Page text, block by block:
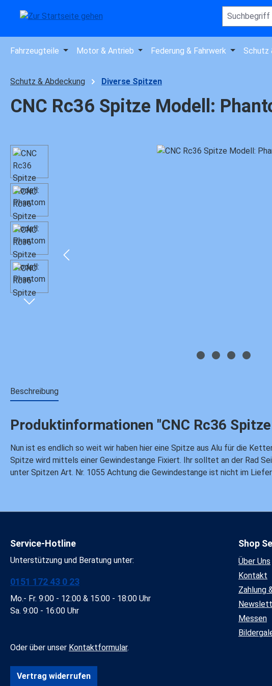
Hauptinhalt springen
Zur Suche springen
Zur Hauptnavigation springen
Fahrzeugteile Motor & Antrieb Federung & Fahrwerk Schutz
Schutz & Abdeckung Diverse Spitzen
CNC Rc36 Spitze Modell:
Bildergalerie überspringen
Beschreibung
Produktinformationen "CNC Rc36
Nun ist es endlich so weit wir haben hier eine Spitze aus Alu für die
Spitze wird mittels einer Gewindestange Fixiert. Ihr solltet an der Rad
unter Spitzen Art. Nr. 1055 Achtung die Gewindestange ist nicht im
Service-Hotline
Unterstützung und Beratung unter:
0151 172 43 0 23
Mo.- Fr. 9:00 - 12:00 & 15:00 - 18:00 Uhr
Sa. 9:00 - 16:00 Uhr
Oder über unser Kontaktformular.
Vertrag widerrufen
Shop
Über Uns
Kontakt
Zahlung
Messen